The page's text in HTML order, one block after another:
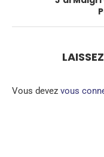
Vous devez vous